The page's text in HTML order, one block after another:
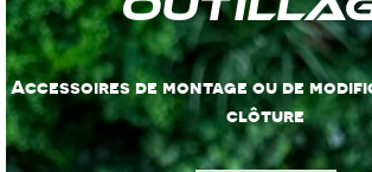
Accessoires de montage ou de
clôture